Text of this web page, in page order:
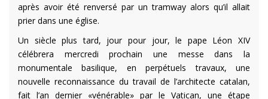
après avoir été renversé par un tramway alors qu’il allait
prier dans une église.
Un siècle plus tard, jour pour jour, le pape Léon XIV
célébrera mercredi prochain une messe dans la
monumentale basilique, en perpétuels travaux, une
nouvelle reconnaissance du travail de l’architecte catalan,
fait l’an dernier «vénérable» par le Vatican, une étape